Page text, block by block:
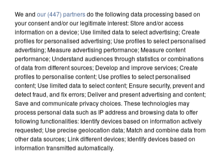
We and our (447) partnersdo the following data processing based on
your consent and/or our legitimate interest: Store and/or access
information on a device; Use limited data to select advertising; Create
profiles for personalised advertising; Use profiles to select personalised
advertising; Measure advertising performance; Measure content
performance; Understand audiences through statistics or combinations
of data from different sources; Develop and improve services; Create
profiles to personalise content; Use profiles to select personalised
content; Use limited data to select content; Ensure security, prevent and
detect fraud, and fix errors; Deliver and present advertising and content;
Save and communicate privacy choices. These technologies may
process personal data such as IP address and browsing data to offer
following functionalities: Identify devices based on information actively
requested; Use precise geolocation data; Match and combine data from
other data sources; Link different devices; Identify devices based on
information transmitted automatically.